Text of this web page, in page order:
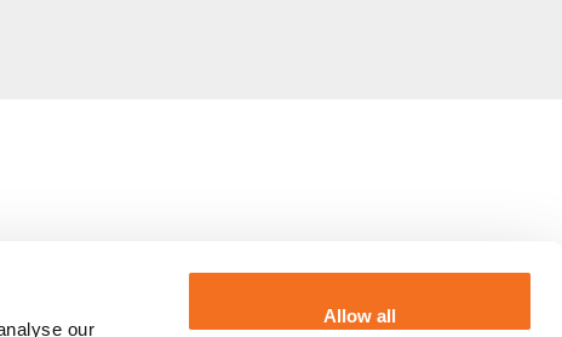
our
Allow all